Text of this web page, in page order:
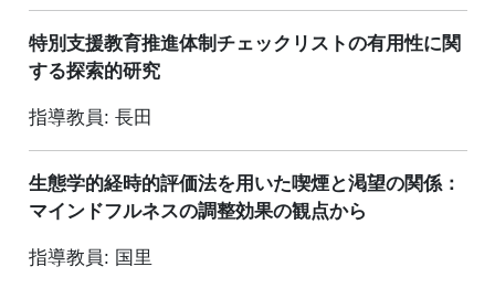
特別支援教育推進体制チェックリストの有用性に関
する探索的研究
指導教員: 長田
生態学的経時的評価法を用いた喫煙と渇望の関係：
マインドフルネスの調整効果の観点から
指導教員: 国里